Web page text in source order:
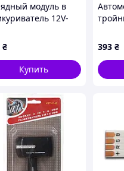
модуль в
12V-
₴
Купить
393 ₴